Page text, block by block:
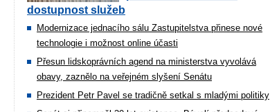
dostupnost služeb
Modernizace jednacího sálu Zastupitelstva přinese nové
technologie i možnost online účasti
Přesun lidskoprávních agend na ministerstva vyvolává
obavy, zaznělo na veřejném slyšení Senátu
Prezident Petr Pavel se tradičně setkal s mladými politiky